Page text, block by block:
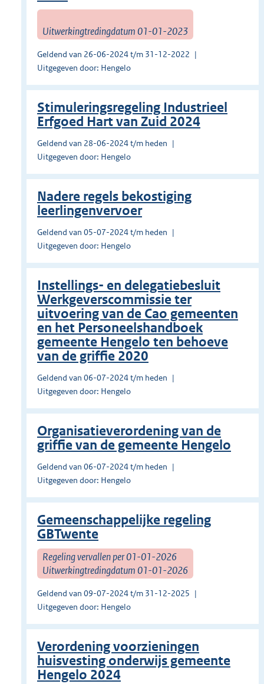
Uitwerkingtredingdatum 01-01-2023
Geldend van 26-06-2024 t/m 31-12-2022
Uitgegeven door: Hengelo
Stimuleringsregeling Industrieel
Erfgoed Hart van Zuid 2024
Geldend van 28-06-2024 t/m heden
Uitgegeven door: Hengelo
Nadere regels bekostiging
leerlingenvervoer
Geldend van 05-07-2024 t/m heden
Uitgegeven door: Hengelo
Instellings- en delegatiebesluit
Werkgeverscommissie ter
uitvoering van de Cao gemeenten
en het Personeelshandboek
gemeente Hengelo ten behoeve
van de griffie 2020
Geldend van 06-07-2024 t/m heden
Uitgegeven door: Hengelo
Organisatieverordening van de
griffie van de gemeente Hengelo
Geldend van 06-07-2024 t/m heden
Uitgegeven door: Hengelo
Gemeenschappelijke regeling
GBTwente
Regeling vervallen per 01-01-2026
Uitwerkingtredingdatum 01-01-2026
Geldend van 09-07-2024 t/m 31-12-2025
Uitgegeven door: Hengelo
Verordening voorzieningen
huisvesting onderwijs gemeente
Hengelo 2024